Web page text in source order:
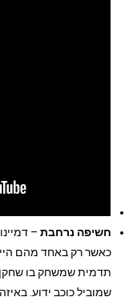
חשיפה נרחבת –
כאשר רק באחד מהם
תדמית שמשחק בו שחקן
שמוביל כוכב ידוע.